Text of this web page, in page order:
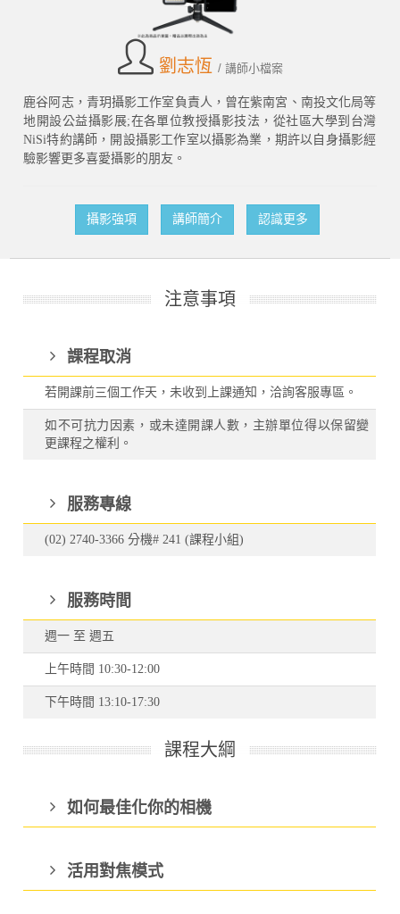
劉志恆 / 講師小檔案
鹿谷阿志，青玥攝影工作室負責人，曾在紫南宮、南投文化局等
地開設公益攝影展;在各單位教授攝影技法，從社區大學到台灣
NiSi特約講師，開設攝影工作室以攝影為業，期許以自身攝影經
驗影響更多喜愛攝影的朋友。
攝影強項 講師簡介 認識更多
注意事項
課程取消
若開課前三個工作天，未收到上課通知，洽詢客服專區。
如不可抗力因素，或未達開課人數，主辦單位得以保留變
更課程之權利。
服務專線
(02) 2740-3366 分機# 241 (課程小組)
服務時間
週一 至 週五
上午時間 10:30-12:00
下午時間 13:10-17:30
課程大綱
如何最佳化你的相機
活用對焦模式